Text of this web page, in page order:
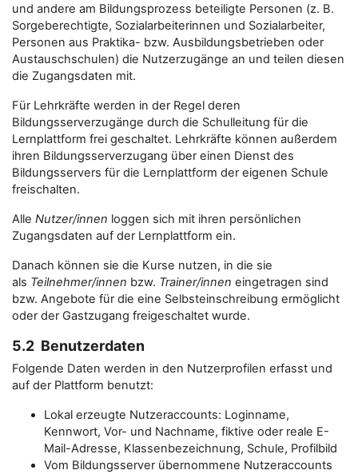
und andere am Bildungsprozess beteiligte Personen (z. B.
Sorgeberechtigte, Sozialarbeiterinnen und Sozialarbeiter,
Personen aus Praktika- bzw. Ausbildungsbetrieben oder
Austauschschulen) die Nutzerzugänge an und teilen diesen
die Zugangsdaten mit.
Für Lehrkräfte werden in der Regel deren
Bildungsserverzugänge durch die Schulleitung für die
Lernplattform frei geschaltet. Lehrkräfte können außerdem
ihren Bildungsserverzugang über einen Dienst des
Bildungsservers für die Lernplattform der eigenen Schule
freischalten.
Alle Nutzer/innen loggen sich mit ihren persönlichen
Zugangsdaten auf der Lernplattform ein.
Danach können sie die Kurse nutzen, in die sie
als Teilnehmer/innen bzw. Trainer/innen eingetragen sind
bzw. Angebote für die eine Selbsteinschreibung ermöglicht
oder der Gastzugang freigeschaltet wurde.
5.2 Benutzerdaten
Folgende Daten werden in den Nutzerprofilen erfasst und
auf der Plattform benutzt:
Lokal erzeugte Nutzeraccounts: Loginname,
Kennwort, Vor- und Nachname, fiktive oder reale E-
Mail-Adresse, Klassenbezeichnung, Schule, Profilbild
Vom Bildungsserver übernommene Nutzeraccounts